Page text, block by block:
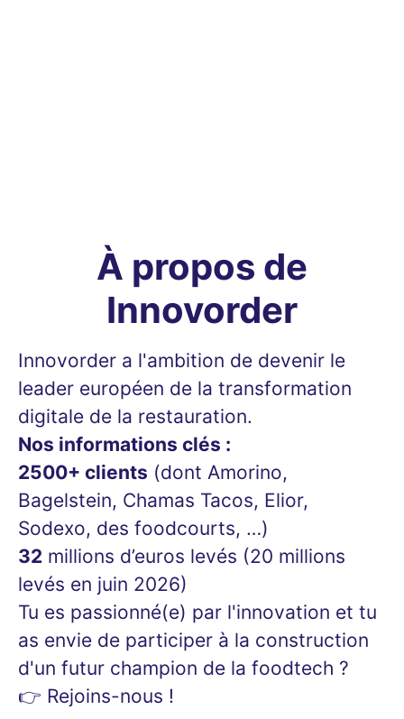
À propos de
Innovorder
Innovorder a l'ambition de devenir le
leader européen de la transformation
digitale de la restauration.
Nos informations clés :
2500+ clients (dont Amorino,
Bagelstein, Chamas Tacos, Elior,
Sodexo, des foodcourts, …)
32 millions d’euros levés (20 millions
levés en juin 2026)
Tu es passionné(e) par l'innovation et tu
as envie de participer à la construction
d'un futur champion de la foodtech ?
👉 Rejoins-nous !